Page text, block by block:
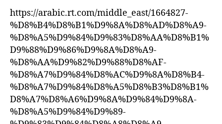
https://arabic.rt.com/middle_east/1664827-
%D8%B4%D8%B1%D9%8A%D8%AD%D8%A9-
%D8%A5%D9%84%D9%83%D8%AA%D8%B1%
D9%88%D9%86%D9%8A%D8%A9-
%D8%AA%D9%82%D9%88%D8%AF-
%D8%A7%D9%84%D8%AC%D9%8A%D8%B4-
%D8%A7%D9%84%D8%A5%D8%B3%D8%B1%
D8%A7%D8%A6%D9%8A%D9%84%D9%8A-
%D8%A5%D9%84%D9%89-